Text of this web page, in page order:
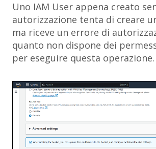
Uno IAM User appena creato
autorizzazione tenta di creare
ma riceve un errore di
quanto non dispone dei
per eseguire questa operazione.